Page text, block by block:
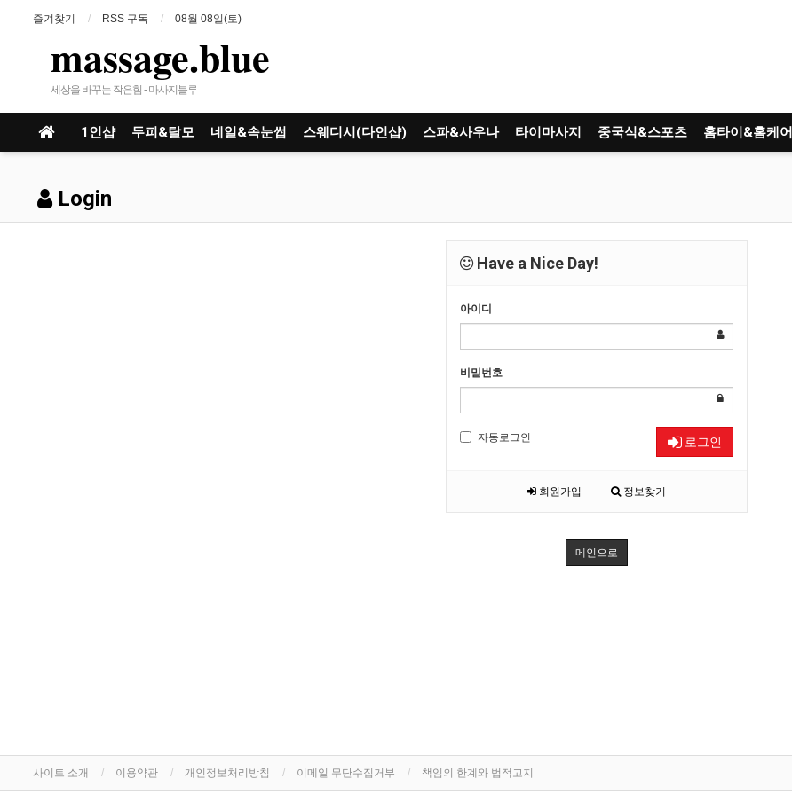
즐겨찾기 RSS 구독 08월 08일(토)
massage.blue
세상을 바꾸는 작은힘 - 마사지블루
1인샵 두피&탈모 네일&속눈썹 스웨디시(다인샵) 스파&사우나 타이마사지 중국식&스포츠 홈타이&홈케어
Login
Have a Nice Day!
아이디
비밀번호
자동로그인 로그인
회원가입 정보찾기
메인으로
사이트 소개 이용약관 개인정보처리방침 이메일 무단수집거부 책임의 한계와 법적고지